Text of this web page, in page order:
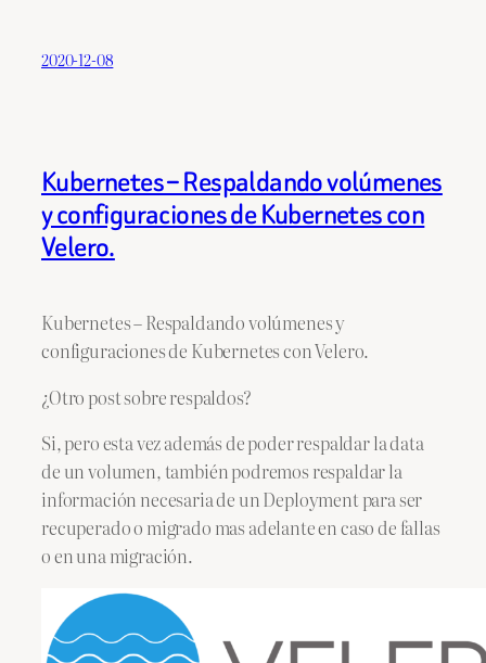
2020-12-08
Kubernetes – Respaldando volúmenes
y configuraciones de Kubernetes con
Velero.
Kubernetes – Respaldando volúmenes y
configuraciones de Kubernetes con Velero.
¿Otro post sobre respaldos?
Si, pero esta vez además de poder respaldar la data
de un volumen, también podremos respaldar la
información necesaria de un Deployment para ser
recuperado o migrado mas adelante en caso de fallas
o en una migración.